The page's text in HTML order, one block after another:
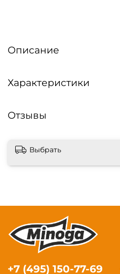
Описание
Характеристики
Отзывы
Выбрать
+7 (495) 150-77-69